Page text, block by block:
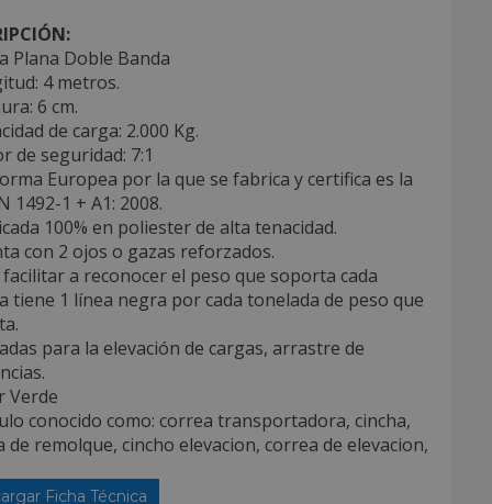
Plana Doble Banda
4 metros.
6 cm.
de carga: 2.000 Kg.
de seguridad: 7:1
Europea por la que se fabrica y certifica es la
1492-1 + A1: 2008.
100% en poliester de alta tenacidad.
con 2 ojos o gazas reforzados.
facilitar a reconocer el peso que soporta cada
tiene 1 línea negra por cada tonelada de peso que
para la elevación de cargas, arrastre de
Verde
conocido como: correa transportadora, cincha,
de remolque, cincho elevacion, correa de elevacion,
Ficha Técnica